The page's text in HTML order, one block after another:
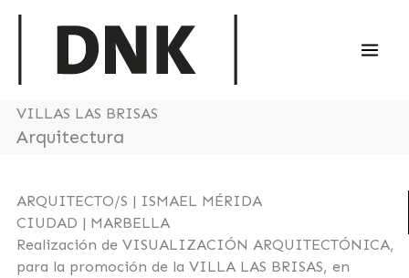
VILLAS LAS BRISAS
Arquitectura
ARQUITECTO/S | ISMAEL MÉRIDA
CIUDAD | MARBELLA
Realización de VISUALIZACIÓN ARQUITECTÓNICA,
para la promoción de la VILLA LAS BRISAS, en